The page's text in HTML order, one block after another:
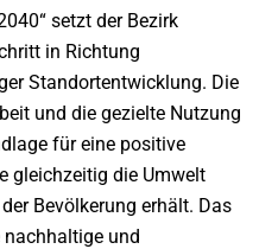
setzt der Bezirk
in Richtung
Standortentwicklung. Die
und die gezielte Nutzung
für eine positive
gleichzeitig die Umwelt
Bevölkerung erhält. Das
und